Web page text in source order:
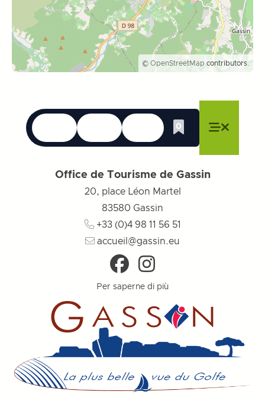
© OpenStreetMap contributors.
Le lingue
Chiudere il menu
Accessibilità
Chiudere il menu
Ricerca
Chiudere il menu
0
Lista dei
Office de Tourisme de Gassin
20, place Léon Martel
83580 Gassin
+33 (0)4 98 11 56 51
accueil@gassin.eu
Per saperne di più